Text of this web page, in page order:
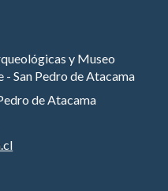
y Museo
San Pedro de Atacama
de Atacama